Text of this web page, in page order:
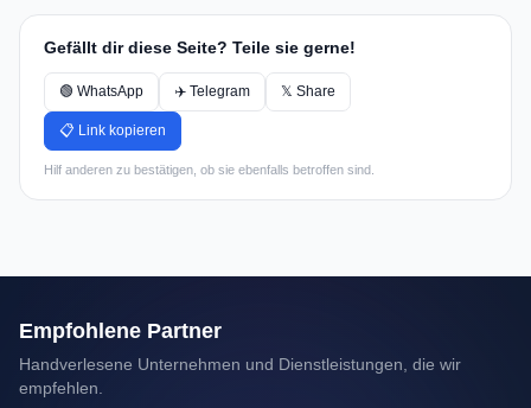
Gefällt dir diese Seite? Teile sie gerne!
🟢 WhatsApp ✈️ Telegram 𝕏 Share
📋 Link kopieren
Hilf anderen zu bestätigen, ob sie ebenfalls betroffen sind.
Empfohlene Partner
Handverlesene Unternehmen und Dienstleistungen, die wir
empfehlen.